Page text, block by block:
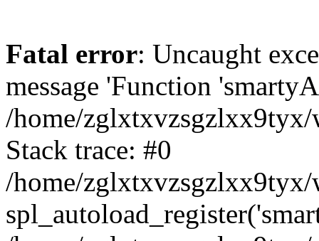
Fatal error: Uncaught
message 'Function
/home/zglxtxvzsgzlxx9tyx/
Stack trace: #0
/home/zglxtxvzsgzlxx9tyx/